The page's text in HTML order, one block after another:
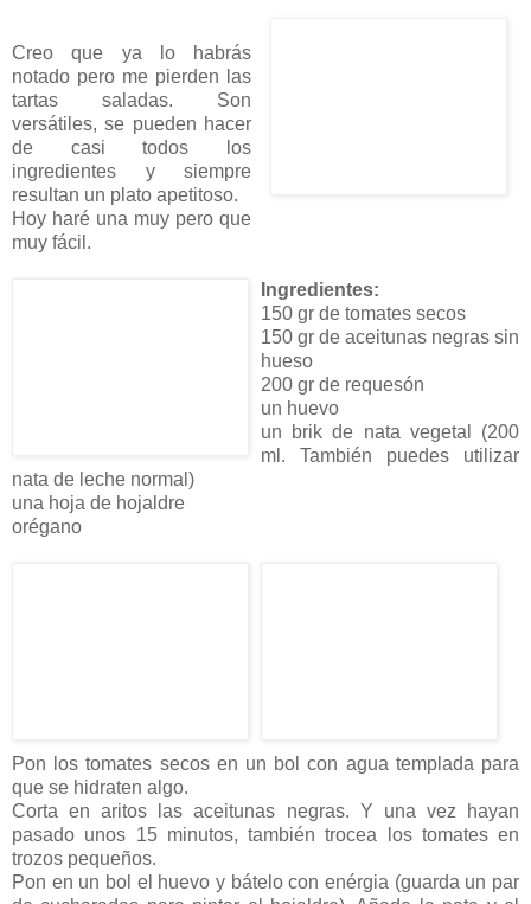
Creo que ya lo habrás
notado pero me pierden las
tartas saladas. Son
versátiles, se pueden hacer
de casi todos los
ingredientes y siempre
resultan un plato apetitoso.
Hoy haré una muy pero que
muy fácil.
Ingredientes:
150 gr de tomates secos
150 gr de aceitunas negras sin
hueso
200 gr de requesón
un huevo
un brik de nata vegetal (200
ml. También puedes utilizar
nata de leche normal)
una hoja de hojaldre
orégano
Pon los tomates secos en un bol con agua templada para
que se hidraten algo.
Corta en aritos las aceitunas negras. Y una vez hayan
pasado unos 15 minutos, también trocea los tomates en
trozos pequeños.
Pon en un bol el huevo y bátelo con enérgia (guarda un par